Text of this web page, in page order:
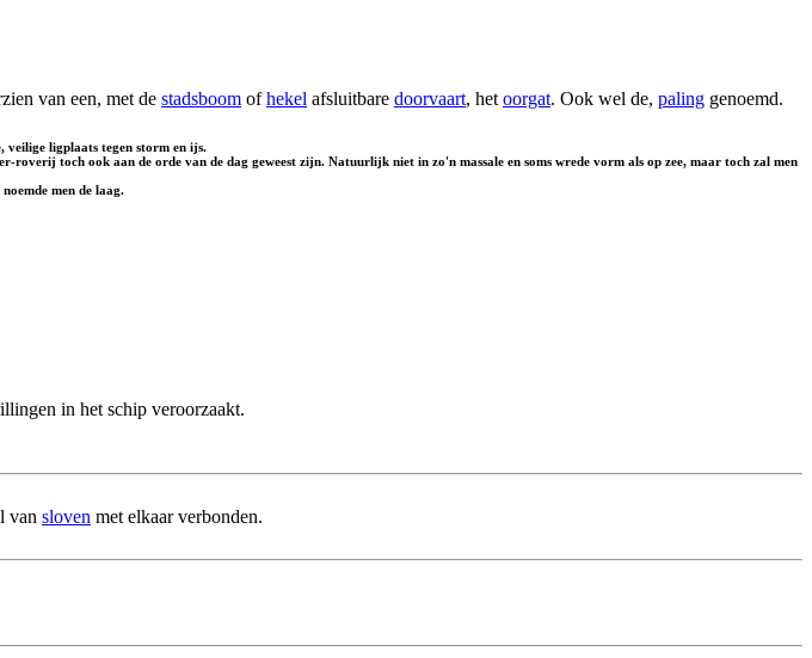
van een, met de stadsboom ofhekel afsluitbare doorvaart, het oorgat. Ook wel de, paling genoemd.
veilige ligplaats tegen storm en ijs.
toch ook aan de orde van de dag geweest zijn. Natuurlijk niet in zo'n massale en soms wrede vorm als op zee, maar toch zal men
men de laag.
in het schip veroorzaakt.
van sloven met elkaar verbonden.